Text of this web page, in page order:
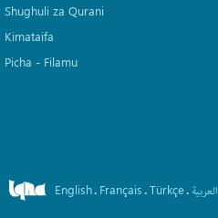
Shughuli za Qurani
Kimataifa
Picha‎ - Filamu‎
English. Français.Türkçe. العربیة